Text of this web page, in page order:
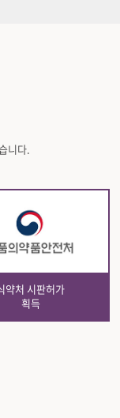
니다.
약처 시판허가
획득